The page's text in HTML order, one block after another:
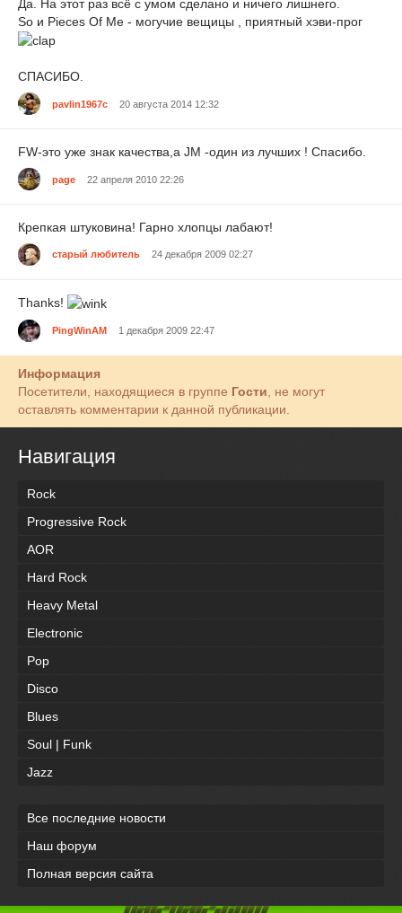
Да. На этот раз всё с умом сделано и ничего лишнего.
So и Pieces Of Me - могучие вещицы , приятный хэви-прог
СПАСИБО.
pavlin1967c 20 августа 2014 12:32
FW-это уже знак качества,а JM -один из лучших ! Спасибо.
page 22 апреля 2010 22:26
Крепкая штуковина! Гарно хлопцы лабают!
старый любитель 24 декабря 2009 02:27
Thanks!
PingWinAM 1 декабря 2009 22:47
Информация
Посетители, находящиеся в группе Гости , не могут
оставлять комментарии к данной публикации.
Навигация
Rock
Progressive Rock
AOR
Hard Rock
Heavy Metal
Electronic
Pop
Disco
Blues
Soul | Funk
Jazz
Все последние новости
Наш форум
Полная версия сайта